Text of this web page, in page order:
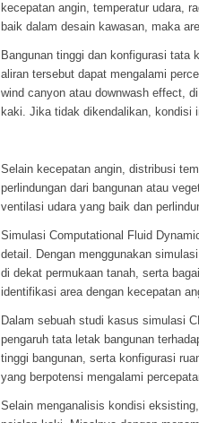
kecepatan angin, temperatur udara,
baik dalam desain kawasan, maka
Bangunan tinggi dan konfigurasi tata
aliran tersebut dapat mengalami
wind canyon atau downwash effect,
kaki. Jika tidak dikendalikan, kondisi
Selain kecepatan angin, distribusi
perlindungan dari bangunan atau
ventilasi udara yang baik dan
Simulasi Computational Fluid
detail. Dengan menggunakan
di dekat permukaan tanah, serta
identifikasi area dengan kecepatan
Dalam sebuah studi kasus simulasi
pengaruh tata letak bangunan
tinggi bangunan, serta konfigurasi
yang berpotensi mengalami
Selain menganalisis kondisi